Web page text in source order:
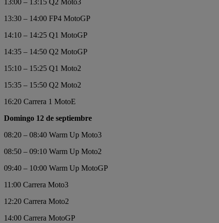
13:00 – 13:15 Q2 Moto3
13:30 – 14:00 FP4 MotoGP
14:10 – 14:25 Q1 MotoGP
14:35 – 14:50 Q2 MotoGP
15:10 – 15:25 Q1 Moto2
15:35 – 15:50 Q2 Moto2
16:20 Carrera 1 MotoE
Domingo 12 de septiembre
08:20 – 08:40 Warm Up Moto3
08:50 – 09:10 Warm Up Moto2
09:40 – 10:00 Warm Up MotoGP
11:00 Carrera Moto3
12:20 Carrera Moto2
14:00 Carrera MotoGP